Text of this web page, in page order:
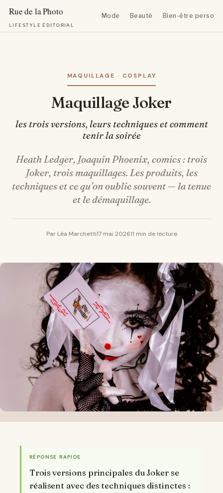
LIFESTYLE ÉDITORIAL
Mode Beauté Bien-être
MAQUILLAGE · COSPLAY
Maquillage Joker
les trois versions, leurs techniques et comment
tenir la soirée
Heath Ledger, Joaquin Phoenix, comics : trois
Joker, trois maquillages. Les produits, les
techniques et ce qu’on oublie souvent — la tenue
et le démaquillage.
Par Léa Marchetti17 mai 202611 min de lecture
RÉPONSE RAPIDE
Trois versions principales du Joker se
réalisent avec des techniques distinctes :